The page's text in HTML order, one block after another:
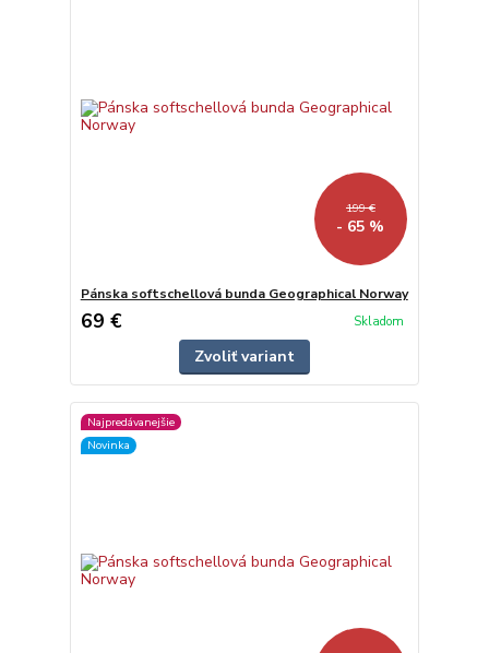
199 €
- 65 %
Pánska softschellová bunda Geographical Norway
69 € Skladom
Zvoliť variant
Najpredávanejšie
Novinka